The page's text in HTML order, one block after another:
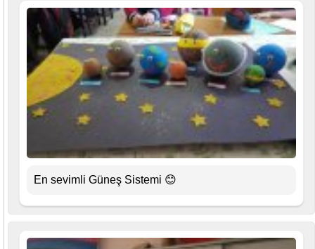
En sevimli Güneş Sistemi 😊